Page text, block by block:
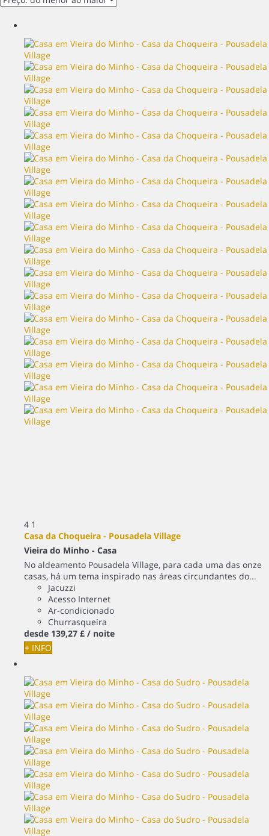
4 1
Casa da Choqueira - Pousadela Village
Vieira do Minho - Casa
No aldeamento Pousadela Village, para cada uma das onze
casas, há um tema inspirado nas áreas circundantes do...
Jacuzzi
Acesso Internet
Ar-condicionado
Churrasqueira
desde 139,27 £ / noite
+ INFO